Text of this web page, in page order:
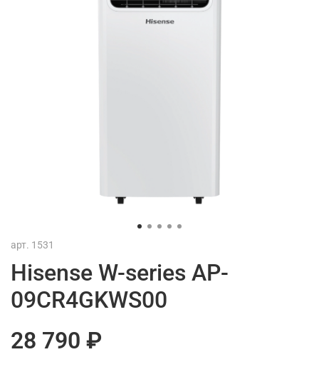
арт. 1531
Hisense W-series AP-
09CR4GKWS00
28 790 ₽